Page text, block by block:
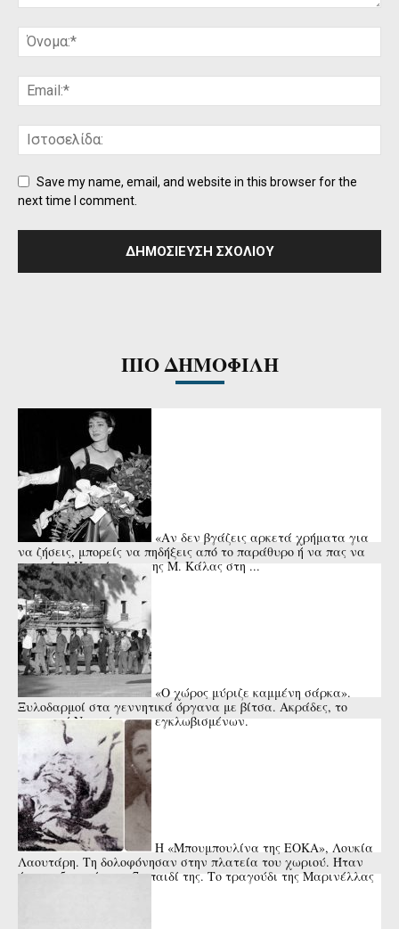
Save my name, email, and website in this browser for the
next time I comment.
ΠΙΟ ΔΗΜΟΦΙΛΗ
«Αν δεν βγάζεις αρκετά χρήματα για
να ζήσεις, μπορείς να πηδήξεις από το παράθυρο ή να πας να
πνιγείς»! Η απάντηση της Μ. Κάλας στη ...
«Ο χώρος μύριζε καμμένη σάρκα».
Ξυλοδαρμοί στα γεννητικά όργανα με βίτσα. Ακράδες, το
κυπριακό Νταχάου των εγκλωβισμένων.
Η «Μπουμπουλίνα της ΕΟΚΑ», Λουκία
Λαουτάρη. Τη δολοφόνησαν στην πλατεία του χωριού. Ήταν
έγκυος 5 μηνών στο 7ο παιδί της. Το τραγούδι της Μαρινέλλας